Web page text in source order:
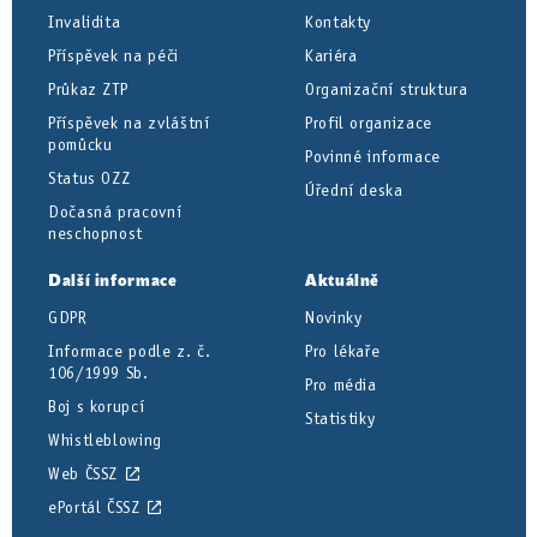
Invalidita
Příspěvek na péči
Průkaz ZTP
Příspěvek na zvláštní
pomůcku
Status OZZ
Dočasná pracovní
neschopnost
Kontakty
Kariéra
Organizační struktura
Profil organizace
Povinné informace
Úřední deska
Další informace
GDPR
Informace podle z. č.
106/1999 Sb.
Boj s korupcí
Whistleblowing
Web ČSSZ
ePortál ČSSZ
Aktuálně
Novinky
Pro lékaře
Pro média
Statistiky